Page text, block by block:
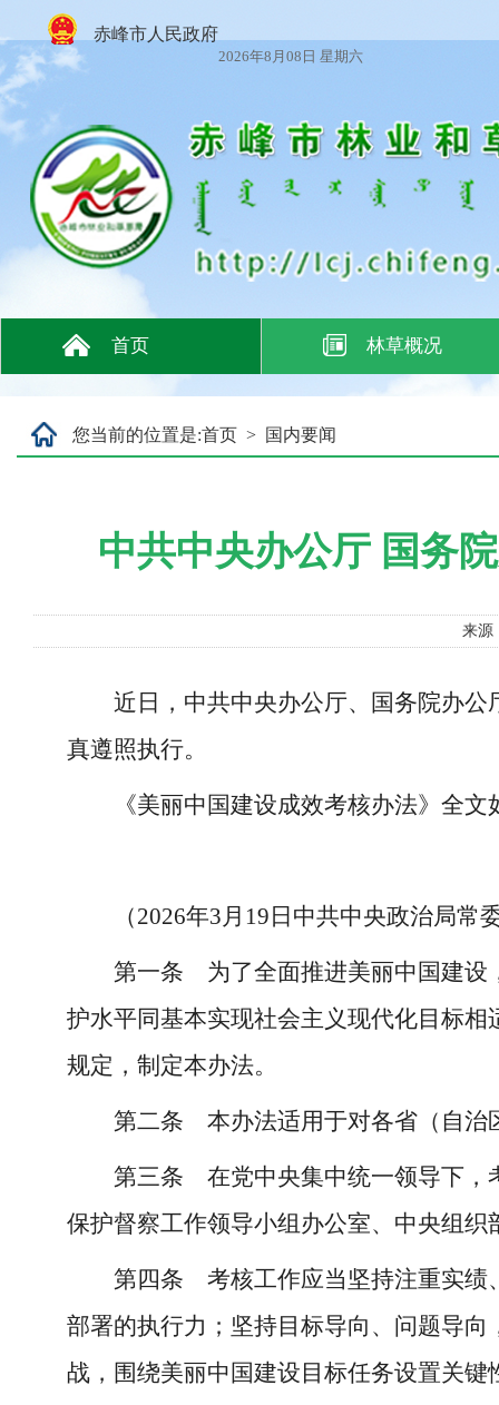
赤峰市人民政府
2026年8月08日 星期六
首页 林草概况
您当前的位置是:首页 > 国内要闻
中共中央办公厅 国务
来
近日，中共中央办公厅、国务院办
真遵照执行。
《美丽中国建设成效考核办法》全文
（2026年3月19日中共中央政治局
第一条 为了全面推进美丽中国建设
护水平同基本实现社会主义现代化目标
规定，制定本办法。
第二条 本办法适用于对各省（自治
第三条 在党中央集中统一领导下，
保护督察工作领导小组办公室、中央组织
第四条 考核工作应当坚持注重实绩
部署的执行力；坚持目标导向、问题导
战，围绕美丽中国建设目标任务设置关